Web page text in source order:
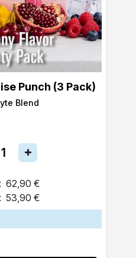
Punch (3 Pack)
Blend
62,90 €
53,90 €